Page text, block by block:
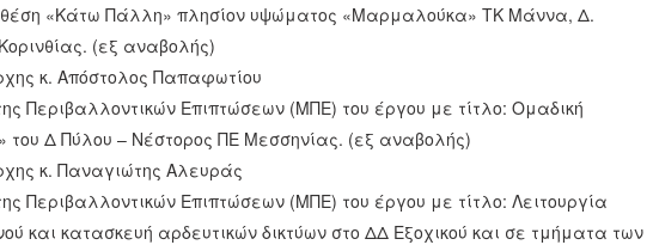
θέση «Κάτω Πάλλη» πλησίον υψώματος «Μαρμαλούκα» ΤΚ Μάννα, Δ.
(εξ αναβολής)
κ. Απόστολος Παπαφωτίου
Περιβαλλοντικών Επιπτώσεων (ΜΠΕ) του έργου με τίτλο: Ομαδική
του Δ Πύλου – Νέστορος ΠΕ Μεσσηνίας. (εξ αναβολής)
κ. Παναγιώτης Αλευράς
Περιβαλλοντικών Επιπτώσεων (ΜΠΕ) του έργου με τίτλο: Λειτουργία
και κατασκευή αρδευτικών δικτύων στο ΔΔ Εξοχικού και σε τμήματα των